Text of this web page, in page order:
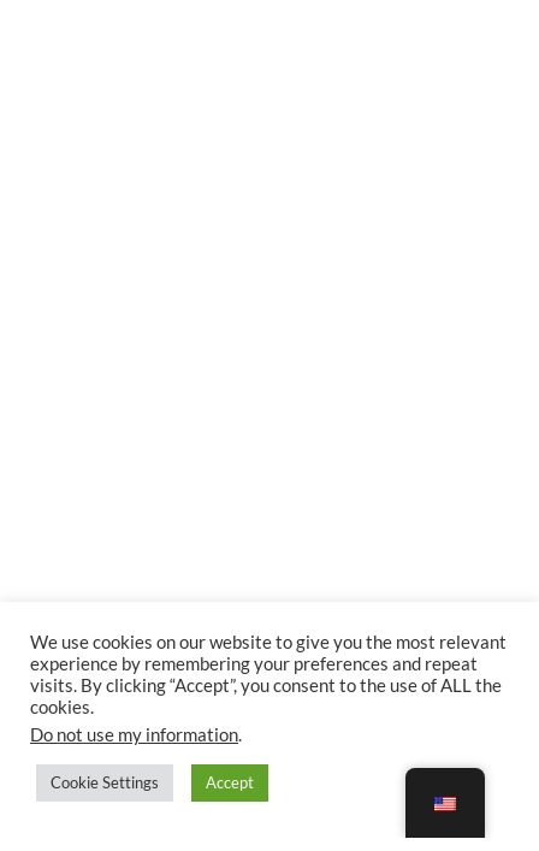
We use cookies on our website to give you the most relevant
experience by remembering your preferences and repeat
visits. By clicking “Accept”, you consent to the use of ALL the
cookies.
Do not use my information.
Cookie Settings Accept